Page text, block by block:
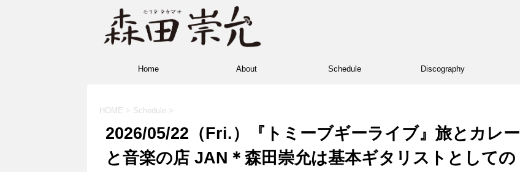
Home About Schedule Discography
HOME > Schedule >
2026/05/22（Fri.）『トミーブギーライブ』旅とカレー
と音楽の店 JAN＊森田崇允は基本ギタリストとしての